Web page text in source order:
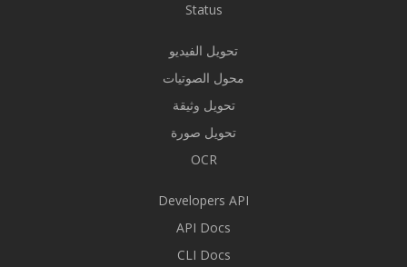
Status
تحويل الفيديو
محول الصوتيات
تحويل وثيقة
تحويل صورة
OCR
Developers API
API Docs
CLI Docs